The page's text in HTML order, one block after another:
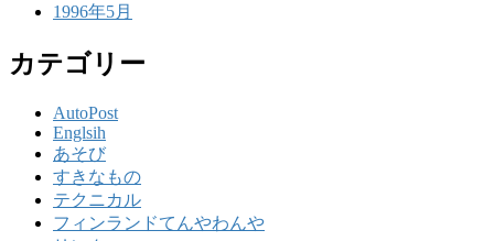
1996年5月
カテゴリー
AutoPost
Englsih
あそび
すきなもの
テクニカル
フィンランドてんやわんや